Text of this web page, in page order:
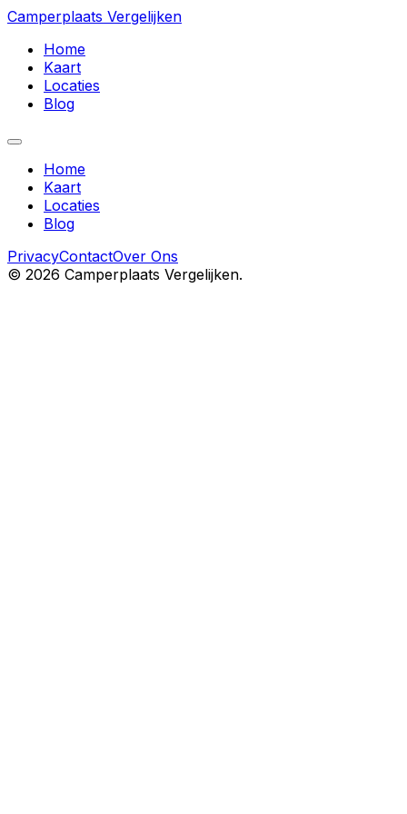
Camperplaats Vergelijken
Home
Kaart
Locaties
Blog
Home
Kaart
Locaties
Blog
PrivacyContactOver Ons
© 2026 Camperplaats Vergelijken.